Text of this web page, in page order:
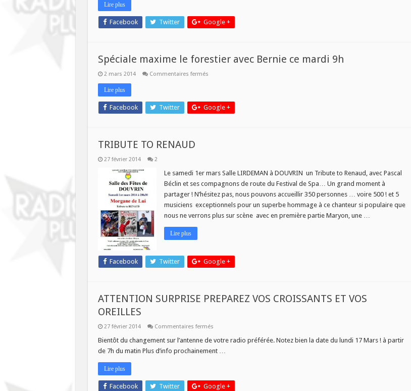
Lire plus
Facebook Twitter Google +
Spéciale maxime le forestier avec Bernie ce mardi 9h
2 mars 2014 Commentaires ferméssur
avec
Bernie
Lire plus
Facebook Twitter Google +
TRIBUTE TO RENAUD
27 février 2014 2
Le samedi 1er mars Salle LIRDEMAN à DOUVRIN un Tribute to Renaud, avec Pascal
Béclin et ses compagnons de route du Festival de Spa… Un grand moment à
partager ! N’hésitez pas, nous pouvons accueillir 350 personnes … voire 500 ! et 5
musiciens exceptionnels pour un superbe hommage à ce chanteur si populaire que
nous ne verrons plus sur scène avec en première partie Maryon, une …
Lire plus
Facebook Twitter Google +
ATTENTION SURPRISE PREPAREZ VOS CROISSANTS ET VOS
OREILLES
27 février 2014 Commentaires ferméssur
SURPRISE
VOS
Bientôt du changement sur l’antenne de votre radio préférée. Notez bien la date du lundi 17 Mars ! à partir
de 7h du matin Plus d’info prochainement …
Lire plus
Facebook Twitter Google +